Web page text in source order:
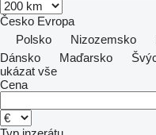
Česko Evropa
Polsko
Nizozemsko
Dánsko
Maďarsko
ukázat vše
Cena